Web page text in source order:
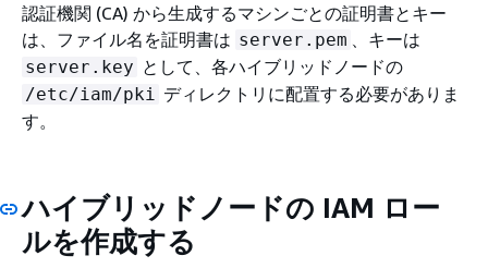
認証機関 (CA) から生成するマシンごとの証明書とキー
は、ファイル名を証明書は server.pem 、キーは
server.key として、各ハイブリッドノードの
/etc/iam/pki
ディレクトリに配置する必要がありま
す。
ハイブリッドノードの IAM ロー
ルを作成する